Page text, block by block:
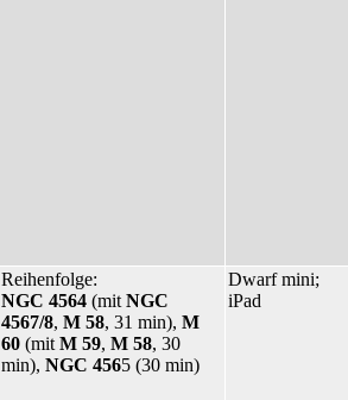
Reihenfolge:
NGC 4564 (mit NGC
4567/8, M 58, 31 min), M
60 (mit M 59, M 58, 30
min), NGC 4565 (30 min)
Dwarf mini;
iPad